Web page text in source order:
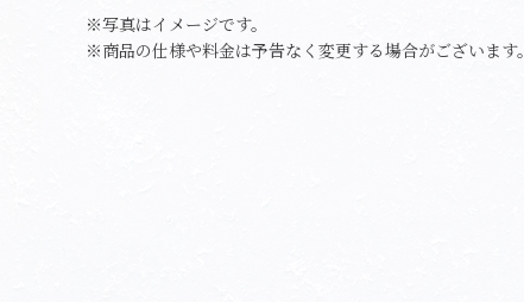
※写真はイメージです。
※商品の仕様や料金は予告なく変更する場合がございます。